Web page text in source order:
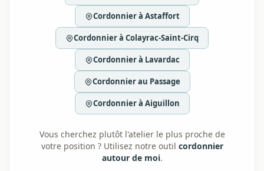
Cordonnier à Astaffort
Cordonnier à Colayrac-Saint-Cirq
Cordonnier à Lavardac
Cordonnier au Passage
Cordonnier à Aiguillon
Vous cherchez plutôt l'atelier le plus proche de
votre position ? Utilisez notre outil cordonnier
autour de moi.